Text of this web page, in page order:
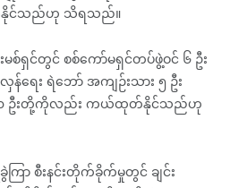
နိုင်သည်ဟု သိရသည်။
င်တွင် စစ်ကော်မရှင်တပ်ဖွဲ့ဝင် ၆ ဦး
န်ရေး ရဲဘော် အကျဉ်းသား ၅ ဦး
၁၀ ဦးတို့ကိုလည်း ကယ်ထုတ်နိုင်သည်ဟု
ခွဲကြာ စီးနင်းတိုက်ခိုက်မှုတွင် ချင်း